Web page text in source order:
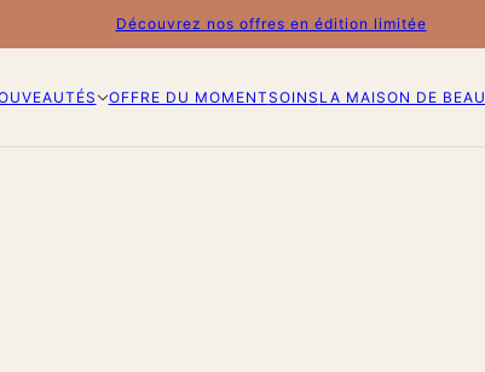
Découvrez nos offres en édition limitée
OFFRE DU MOMENTSOINS LA MAISON DE